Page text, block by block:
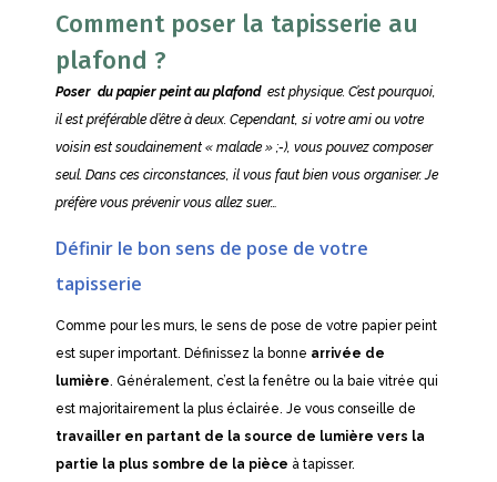
Comment poser la tapisserie au
plafond ?
Poser du papier peint au plafondest physique. C’est pourquoi,
il est préférable d’être à deux. Cependant, si votre ami ou votre
voisin est soudainement « malade » ;-), vous pouvez composer
seul. Dans ces circonstances, il vous faut bien vous organiser. Je
préfère vous prévenir vous allez suer…
Définir le bon sens de pose de votre
tapisserie
Comme pour les murs, le sens de pose de votre papier peint
est super important. Définissez la bonne arrivée de
lumière. Généralement, c’est la fenêtre ou la baie vitrée qui
est majoritairement la plus éclairée. Je vous conseille de
travailler en partant de la source de lumière vers la
partie la plus sombre de la pièce à tapisser.